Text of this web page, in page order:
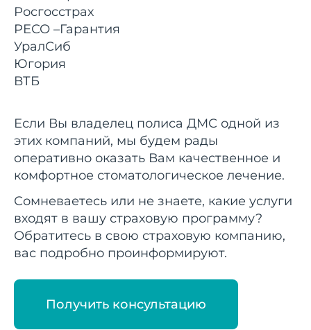
Росгосстрах
РЕСО –Гарантия
УралСиб
Югория
ВТБ
Если Вы владелец полиса ДМС одной из
этих компаний, мы будем рады
оперативно оказать Вам качественное и
комфортное стоматологическое лечение.
Сомневаетесь или не знаете, какие услуги
входят в вашу страховую программу?
Обратитесь в свою страховую компанию,
вас подробно проинформируют.
Получить консультацию